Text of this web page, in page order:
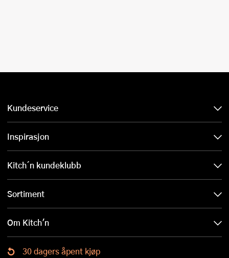
Kundeservice
Inspirasjon
Kitch´n kundeklubb
Sortiment
Om Kitch'n
30 dagers åpent kjøp